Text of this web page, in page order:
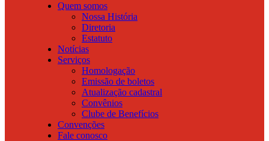
Quem somos
Nossa História
Diretoria
Estatuto
Notícias
Serviços
Homologação
Emissão de boletos
Atualização cadastral
Convênios
Clube de Benefícios
Convenções
Fale conosco